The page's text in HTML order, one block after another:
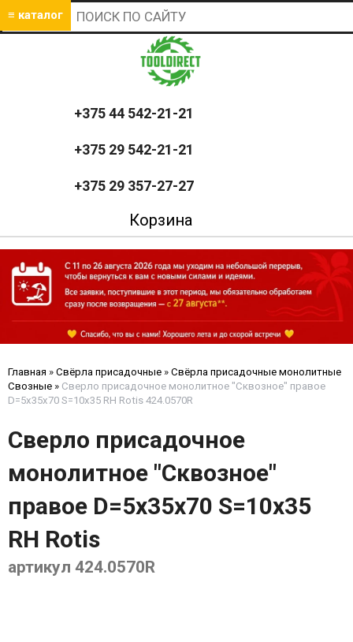
≡ каталог
+375 44 542-21-21
+375 29 542-21-21
+375 29 357-27-27
Корзина
Главная » Свёрла присадочные » Свёрла присадочные монолитные
Свозные » Сверло присадочное монолитное "Сквозное" правое
D=5x35x70 S=10x35 RH Rotis 424.0570R
Сверло присадочное
монолитное "Сквозное"
правое D=5x35x70 S=10x35
RH Rotis
артикул 424.0570R